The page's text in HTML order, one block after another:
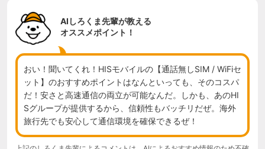
AIしろくま先輩が教える
オススメポイント！
おい！聞いてくれ！HISモバイルの【通話無しSIM / WiFiセ
ット】のおすすめポイントはなんといっても、そのコスパ
だ！安さと高速通信の両立が可能なんだ。しかも、あのHI
Sグループが提供するから、信頼性もバッチリだぜ。海外
旅行先でも安心して通信環境を確保できるぜ！